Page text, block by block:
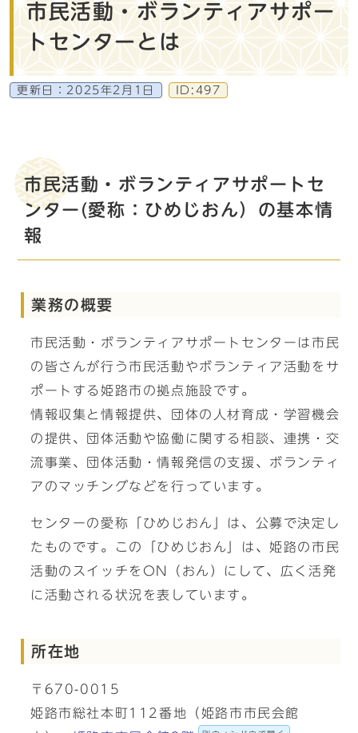
市民活動・ボランティアサポー
トセンターとは
更新日： 2025年2月1日 ID:497
市民活動・ボランティアサポートセ
ンター(愛称：ひめじおん）の基本情
報
業務の概要
市民活動・ボランティアサポートセンターは市民
の皆さんが行う市民活動やボランティア活動をサ
ポートする姫路市の拠点施設です。
情報収集と情報提供、団体の人材育成・学習機会
の提供、団体活動や協働に関する相談、連携・交
流事業、団体活動・情報発信の支援、ボランティ
アのマッチングなどを行っています。
センターの愛称「ひめじおん」は、公募で決定し
たものです。この「ひめじおん」は、姫路の市民
活動のスイッチをON（おん）にして、広く活発
に活動される状況を表しています。
所在地
〒670-0015
姫路市総社本町112番地（姫路市市民会館